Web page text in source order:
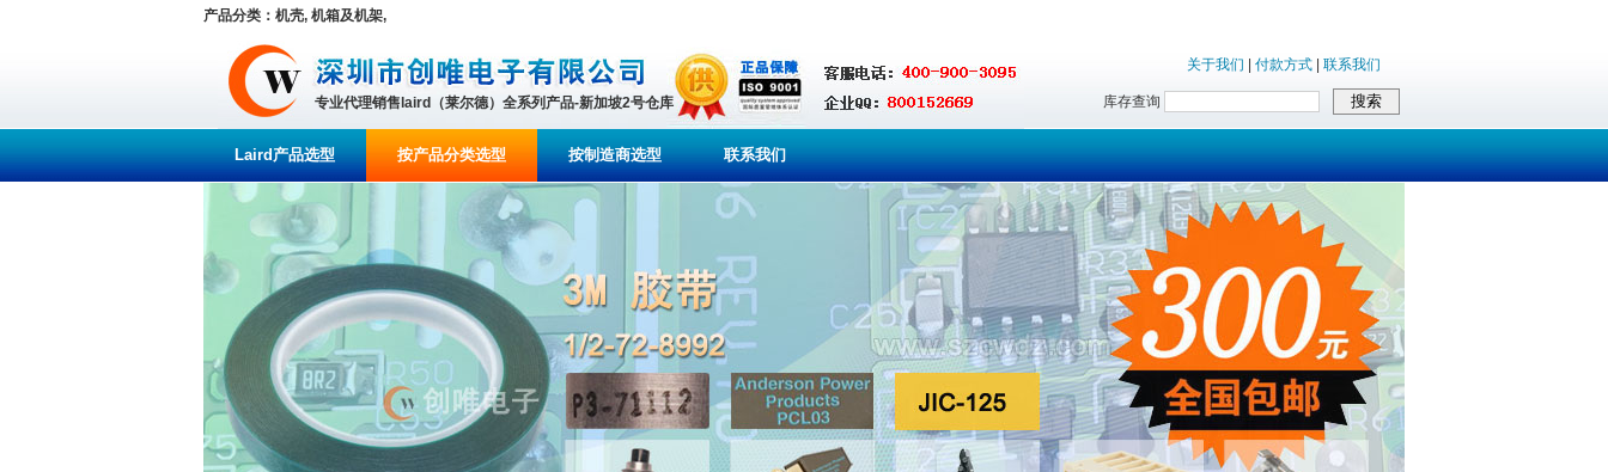
产品分类：机壳, 机箱及机架,
专业代理销售laird（莱尔德）全系列产品-新加坡2号仓库
关于我们 付款方式 联系我们
库存查询
Laird产品选型 按产品分类选型 按制造商选型 联系我们